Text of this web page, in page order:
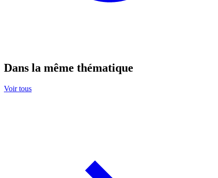
Dans la même thématique
Voir tous